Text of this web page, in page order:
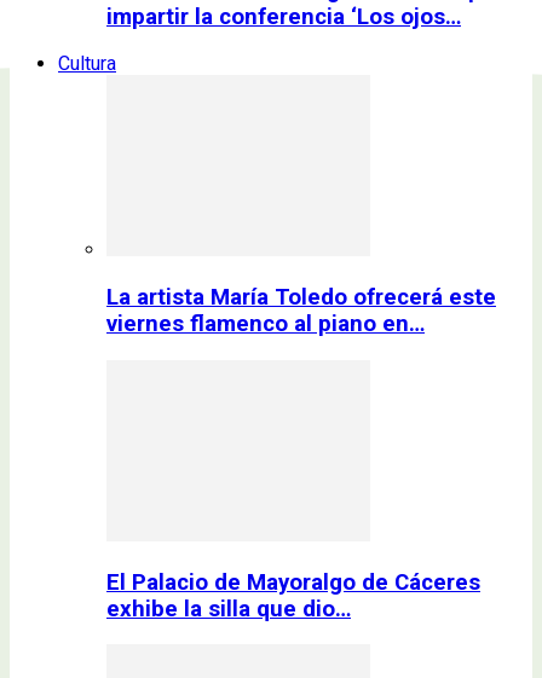
impartir la conferencia ‘Los ojos…
Cultura
La artista María Toledo ofrecerá este
viernes flamenco al piano en…
El Palacio de Mayoralgo de Cáceres
exhibe la silla que dio…